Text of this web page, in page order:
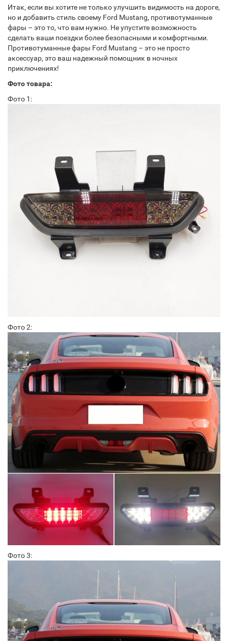
Итак, если вы хотите не только улучшить видимость на дороге,
но и добавить стиль своему Ford Mustang, противотуманные
фары – это то, что вам нужно. Не упустите возможность
сделать ваши поездки более безопасными и комфортными.
Противотуманные фары Ford Mustang – это не просто
аксессуар, это ваш надежный помощник в ночных
приключениях!
Фото товара:
Фото 1:
Фото 2:
Фото 3: